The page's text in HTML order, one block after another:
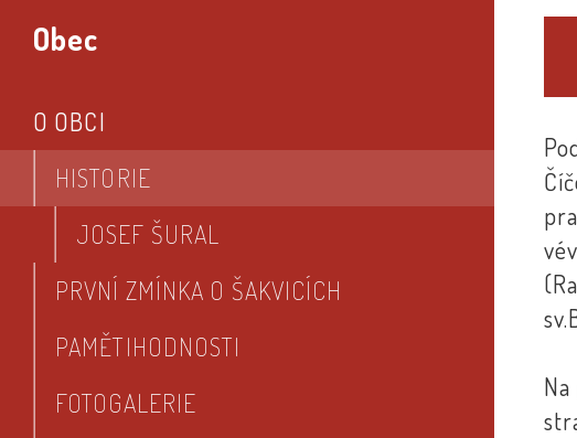
Obec
O OBCI
HISTORIE
JOSEF ŠURAL
PRVNÍ ZMÍNKA O ŠAKVICÍCH
PAMĚTIHODNOSTI
FOTOGALERIE